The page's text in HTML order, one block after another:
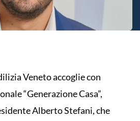
Veneto accoglie con
“Generazione Casa”,
Alberto Stefani, che